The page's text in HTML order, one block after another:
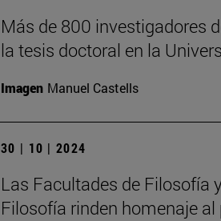
Más de 800 investigadores
la tesis doctoral en la
Imagen Manuel Castells
30 | 10 | 2024
Las Facultades de Filosofía
Filosofía rinden homenaje